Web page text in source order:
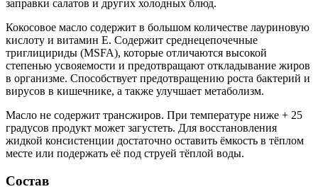
заправки салатов и других холодных блюд.
Кокосовое масло содержит в большом количестве лауриновую
кислоту и витамин E. Содержит среднецепочечные
триглицириды (MSFA), которые отличаются высокой
степенью усвояемости и предотвращают откладывание жиров
в организме. Способствует предотвращению роста бактерий и
вирусов в кишечнике, а также улучшает метаболизм.
Масло не содержит трансжиров. При температуре ниже + 25
градусов продукт может загустеть. Для восстановления
жидкой консистенции достаточно оставить ёмкость в тёплом
месте или подержать её под струей тёплой воды.
Состав